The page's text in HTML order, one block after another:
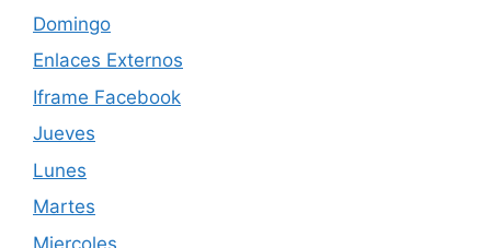
Domingo
Enlaces Externos
Iframe Facebook
Jueves
Lunes
Martes
Miercoles